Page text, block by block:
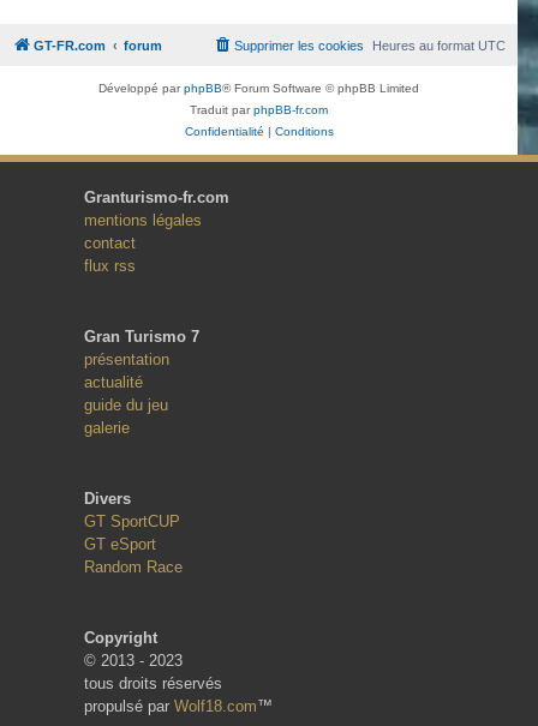
GT-FR.com forum Heures au formatUTC
Supprimer les cookies
Développé parphpBB® Forum Software © phpBB Limited
Traduit parphpBB-fr.com
Confidentialité | Conditions
Granturismo-fr.com
mentions légales
contact
flux rss
Gran Turismo 7
présentation
actualité
guide du jeu
galerie
Divers
GT SportCUP
GT eSport
Random Race
Copyright
© 2013 - 2023
tous droits réservés
propulsé par Wolf18.com™